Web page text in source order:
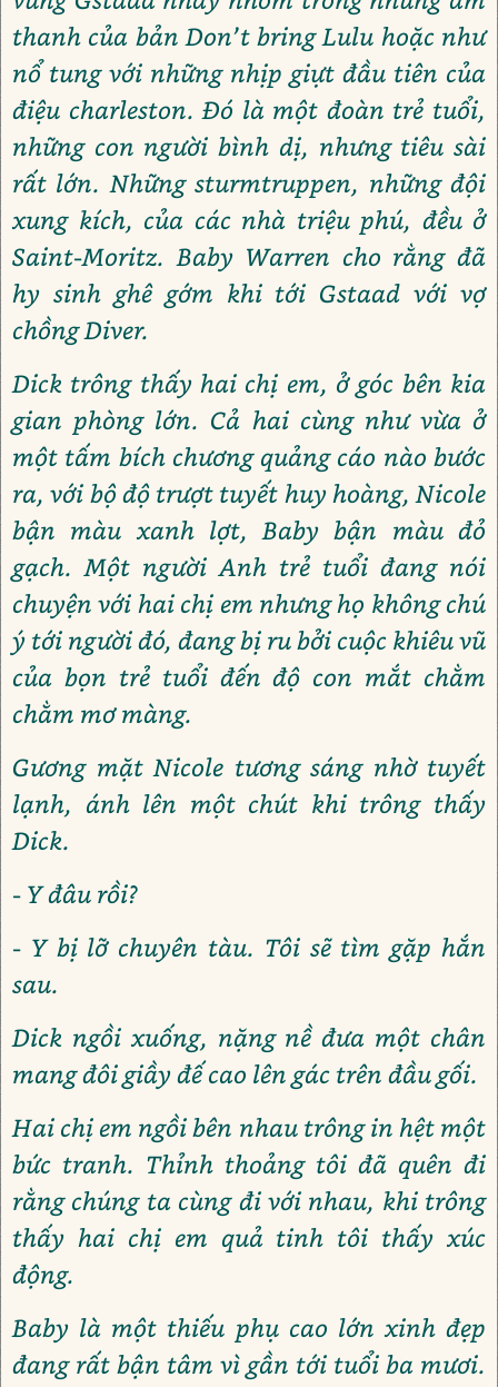
thanh của bản Don’t bring Lulu hoặc như
nổ tung với những nhịp giựt đầu tiên của
điệu charleston. Đó là một đoàn trẻ tuổi,
những con người bình dị, nhưng tiêu sài
rất lớn. Những sturmtruppen, những đội
xung kích, của các nhà triệu phú, đều ở
Saint-Moritz. Baby Warren cho rằng đã
hy sinh ghê gớm khi tới Gstaad với vợ
chồng Diver.
Dick trông thấy hai chị em, ở góc bên kia
gian phòng lớn. Cả hai cùng như vừa ở
một tấm bích chương quảng cáo nào bước
ra, với bộ độ trượt tuyết huy hoàng, Nicole
bận màu xanh lợt, Baby bận màu đỏ
gạch. Một người Anh trẻ tuổi đang nói
chuyện với hai chị em nhưng họ không chú
ý tới người đó, đang bị ru bởi cuộc khiêu vũ
của bọn trẻ tuổi đến độ con mắt chằm
chằm mơ màng.
Gương mặt Nicole tương sáng nhờ tuyết
lạnh, ánh lên một chút khi trông thấy
Dick.
- Y đâu rồi?
- Y bị lỡ chuyên tàu. Tôi sẽ tìm gặp hắn
sau.
Dick ngồi xuống, nặng nề đưa một chân
mang đôi giầy đế cao lên gác trên đầu gối.
Hai chị em ngồi bên nhau trông in hệt một
bức tranh. Thỉnh thoảng tôi đã quên đi
rằng chúng ta cùng đi với nhau, khi trông
thấy hai chị em quả tinh tôi thấy xúc
động.
Baby là một thiếu phụ cao lớn xinh đẹp
đang rất bận tâm vì gần tới tuổi ba mươi.